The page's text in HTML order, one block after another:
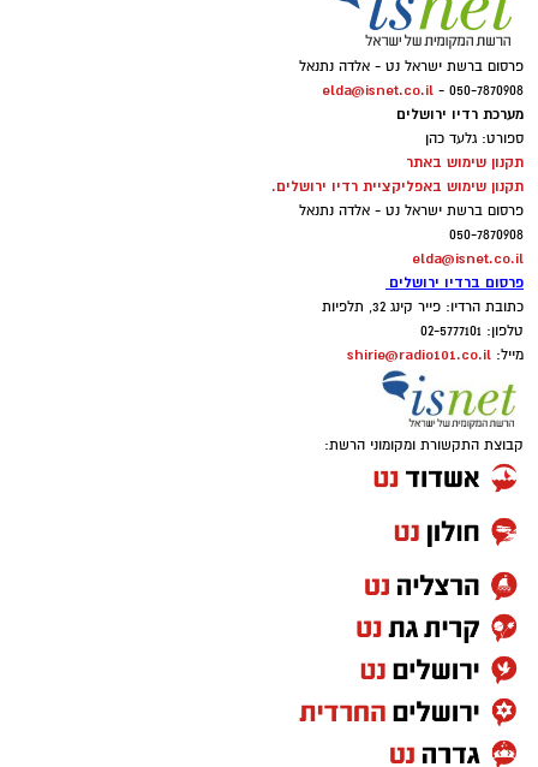
פרסום ברשת ישראל נט - אלדה נתנאל
050-7870908 -
elda@isnet.co.il
מערכת רדיו ירושלים
ספורט: גלעד כהן
תקנון שימוש באתר
תקנון שימוש באפליקציית רדיו ירושלים.
פרסום ברשת ישראל נט - אלדה נתנאל
050-7870908
elda@isnet.co.il
פרסום ברדיו ירושלים
כתובת הרדיו: פייר קינג 32, תלפיות
טלפון: 02-5777101
מייל: shirie@radio101.co.il
קבוצת התקשורת ומקומוני הרשת: